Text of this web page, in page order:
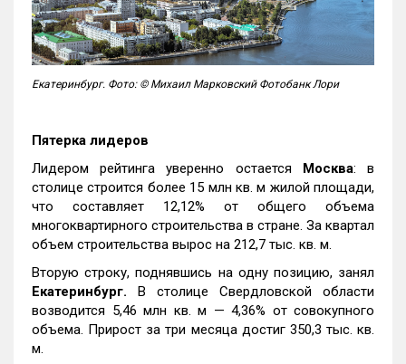
Екатеринбург. Фото: © Михаил Марковский Фотобанк Лори
Пятерка лидеров
Лидером рейтинга уверенно остается Москва: в
столице строится более 15 млн кв. м жилой площади,
что составляет 12,12% от общего объема
многоквартирного строительства в стране. За квартал
объем строительства вырос на 212,7 тыс. кв. м.
Вторую строку, поднявшись на одну позицию, занял
Екатеринбург. В столице Свердловской области
возводится 5,46 млн кв. м — 4,36% от совокупного
объема. Прирост за три месяца достиг 350,3 тыс. кв.
м.